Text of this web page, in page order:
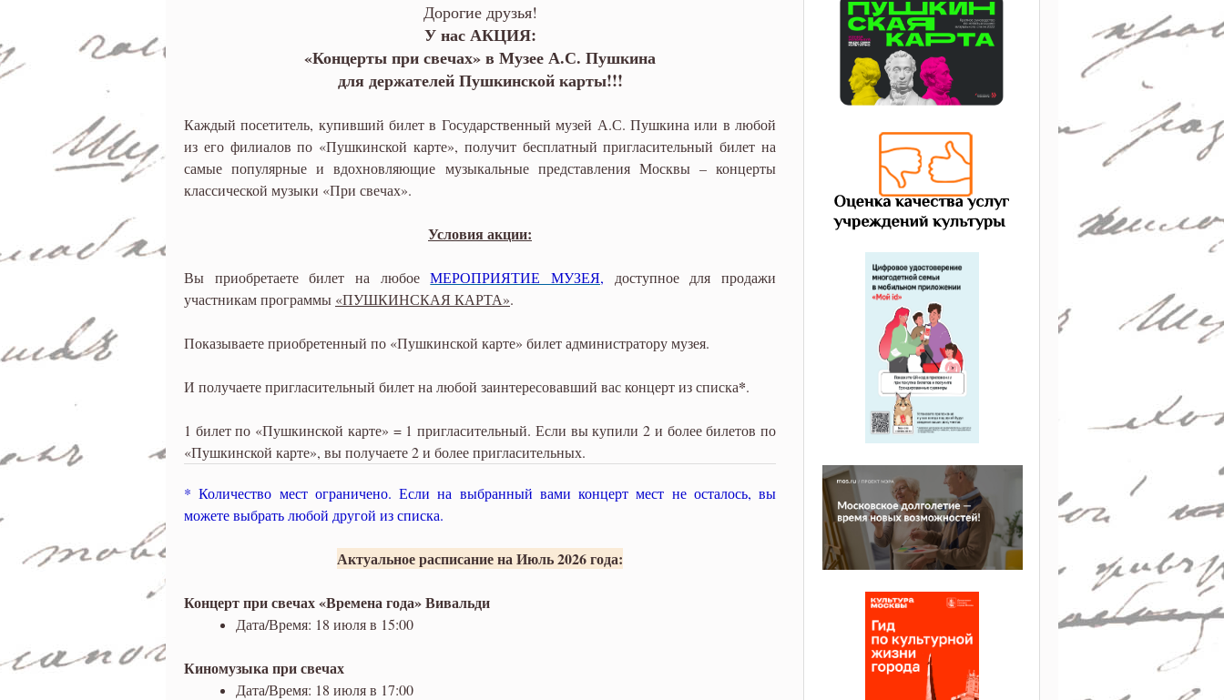
Дорогие друзья!
У нас АКЦИЯ:
«Концерты при свечах» в Музее А.С. Пушкина
для держателей Пушкинской карты!!!
Каждый посетитель, купивший билет в Государственный музей А.С. Пушкина или в любой
из его филиалов по «Пушкинской карте», получит бесплатный пригласительный билет на
самые популярные и вдохновляющие музыкальные представления Москвы – концерты
классической музыки «При свечах».
Условия акции:
Вы приобретаете билет на любоеМЕРОПРИЯТИЕ МУЗЕЯ, доступное для продажи
участникам программы «ПУШКИНСКАЯ КАРТА».
Показываете приобретенный по «Пушкинской карте» билет администратору музея.
И получаете пригласительный билет на любой заинтересовавший вас концерт из списка*.
1 билет по «Пушкинской карте» = 1 пригласительный. Если вы купили 2 и более билетов по
«Пушкинской карте», вы получаете 2 и более пригласительных.
* Количество мест ограничено. Если на выбранный вами концерт мест не осталось, вы
можете выбрать любой другой из списка.
Актуальное расписание на Июль 2026 года:
Концерт при свечах «Времена года» Вивальди
Дата/Время: 18 июля в 15:00
Киномузыка при свечах
Дата/Время: 18 июля в 17:00